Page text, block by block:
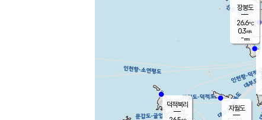
자월도
장봉도
26.6℃
0.3m/s
-mm
덕적북리